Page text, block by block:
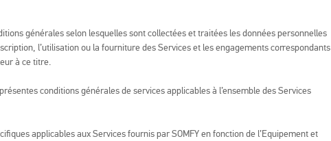
générales selon lesquelles sont collectées et traitées les données personnelles
l’utilisation ou la fourniture des Services et les engagements correspondants
à ce titre.
conditions générales de services applicables à l’ensemble des Services
applicables aux Services fournis par SOMFY en fonction de l’Equipement et